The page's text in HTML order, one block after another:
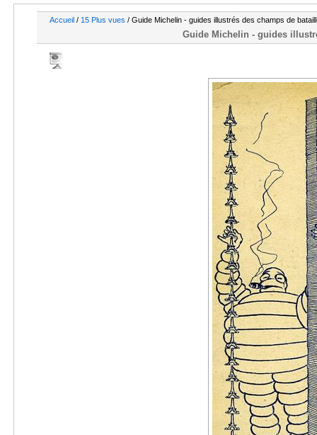
Accueil / 15 Plus vues / Guide Michelin - guides illustrés des champs de
Guide Michelin - guides